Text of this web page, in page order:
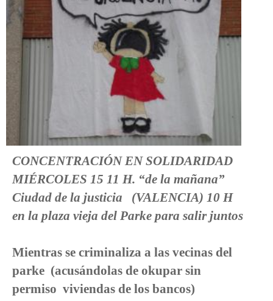
CONCENTRACIÓN EN SOLIDARIDAD
MIÉRCOLES 15 11 H. “de la mañana”
Ciudad de la justicia (VALENCIA) 10 H
en la plaza vieja del Parke para salir juntos
Mientras se criminaliza a las vecinas del
parke (acusándolas de okupar sin
permiso viviendas de los bancos)